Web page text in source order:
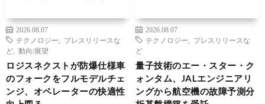
2026.08.07
テクノロジー
プレスリリースな
ど
動向/展望
ロジスネクストが防爆仕様車
のフォークをフルモデルチェ
ンジ、オペレーターの快適性
2026.08.07
テクノロジー
プレスリリースな
ど
量子技術のエー・スター・ク
ォンタム、JALエンジニアリ
ングから航空機の故障予測分